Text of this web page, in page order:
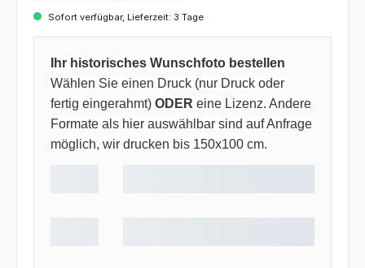
Sofort verfügbar, Lieferzeit: 3 Tage
Ihr historisches Wunschfoto bestellen
Wählen Sie einen Druck (nur Druck oder
fertig eingerahmt) ODER eine Lizenz. Andere
Formate als hier auswählbar sind auf Anfrage
möglich, wir drucken bis 150x100 cm.